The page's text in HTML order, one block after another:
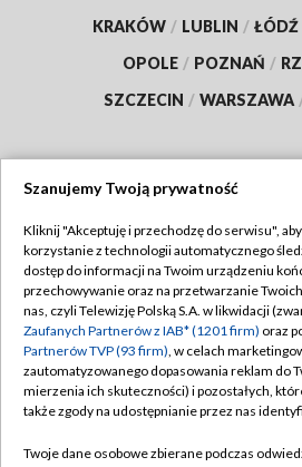
KRAKÓW / LUBLIN / ŁÓDŹ
OPOLE / POZNAŃ /
SZCZECIN / WARSZAWA
TVP
Abonament TVP
Emisja w TVP
Centrum informacji TVP
Naziemna Telewizja Cyfrowa
Regulamin
Polityka
Moje zgody
Pomoc
Szanujemy Twoją prywatność
Kliknij "Akceptuję i przechodzę do serwisu",
korzystanie z technologii automatycznego
dostęp do informacji na Twoim urządzeniu
przechowywanie oraz na przetwarzanie
nas, czyli Telewizję Polską S.A. w likwidacji
Zaufanych Partnerów z IAB* (1201 firm) oraz
Partnerów TVP (93 firm), w celach
zautomatyzowanego dopasowania reklam do
mierzenia ich skuteczności) i pozostałych,
także zgody na udostępnianie przez nas
Twoje dane osobowe zbierane podczas